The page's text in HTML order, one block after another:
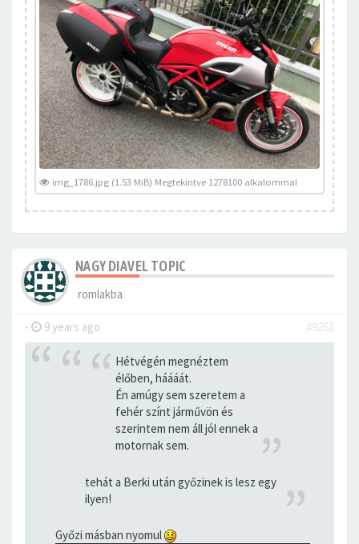
img_1786.jpg (1.53 MiB) Megtekintve 1278100 alkalommal
NAGY DIAVEL TOPIC
romlakba
- 9 years ago #9261
Hétvégén megnéztem
élőben, háááát.
Én amúgy sem szeretem a
fehér színt járművön és
szerintem nem áll jól ennek a
motornak sem.
tehát a Berki után győzinek is lesz egy
ilyen!
Győzi másban nyomul